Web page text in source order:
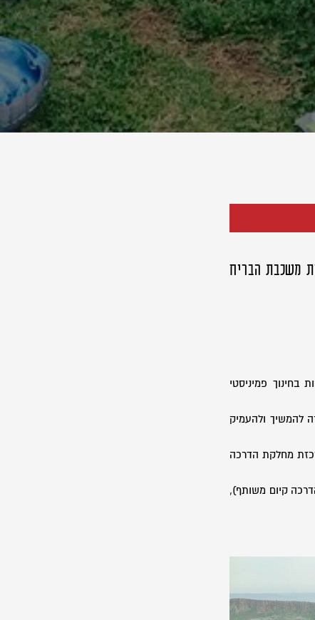
משכבת הבריח
בחינוך פמיניסטי
להמשיך ולהעמיק
מחלקת הדרכה
קיום משותף),